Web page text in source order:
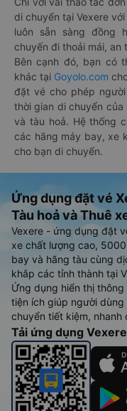
di chuyển tại Vexere
luôn sẵn sàng đồng
chuyến đi thoải mái, an
Bên cạnh đó, bạn có
khác tại Goyolo.com
đặt vé cho phép
thời gian di chuyển
và tàu hoả. Hệ thống
các hãng máy bay, xe
cho bạn di chuyển.
Ứng dụng đặt vé
Tàu hoả và Thuê
Vexere - ứng dụng đặt
xe chất lượng cao,
bay và hãng tàu cùng
khắp các tỉnh thành tại
Ứng dụng hiển thị
tiện ích giúp người
chuyển tiết kiệm, nhanh
Tải ứng dụng